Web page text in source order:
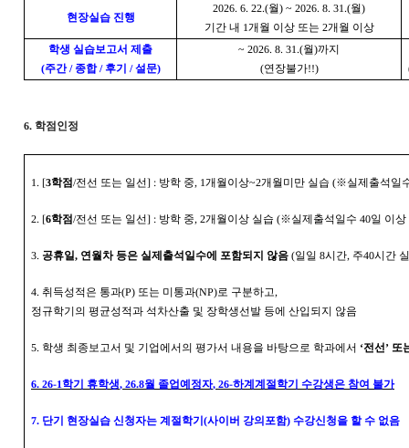
현장실습 진행
2026. 6. 22.(월) ~ 2026. 8. 31.(월)
기간 내 1 개월 이상 또는 2개월 이상
학생 실습보고서 제출
(주간/종합/후기 /설문)
~ 2026. 8. 31.(월)까지
(연장불가!!)
6. 학점인정
1. [3학점/전선 또는 일선] : 방학 중, 1 개월이상~2개월미만 실습 (※실제출석일
2. [6학점/전선 또는 일선] : 방학 중, 2개월이상 실습 (※실제출석일수 40일 이상
3. 공휴일, 연월차 등은 실제출석일수에 포함되지 않음 (일일 8시간, 주40시간
4. 취득성적은 통과(P) 또는 미통과(NP)로 구분하고 ,
정규학기의 평균성적과 석차산출 및 장학생선발 등에 산입되지 않음
5. 학생 최종보고서 및 기업에서의 평가서 내용을 바탕으로 학과에서 ‘전선’ 또
6. 26-1 학기 휴학생, 26.8월 졸업예정자, 26-하계계절학기 수강생은 참여 불가
7. 단기 현장실습 신청자는 계절학기(사이버 강의포함) 수강신청을 할 수 없음